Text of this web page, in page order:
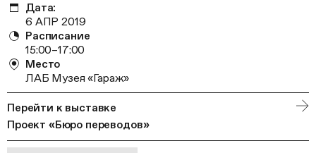
Дата:
6 АПР 2019
Расписание
15:00–17:00
Место
ЛАБ Музея «Гараж»
Перейти к выставке
Проект «Бюро переводов»